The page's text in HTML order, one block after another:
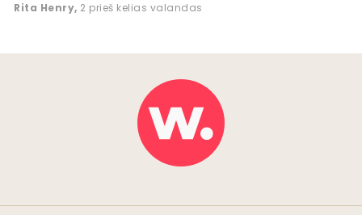
Rita Henry, 2 prieš kelias valandas